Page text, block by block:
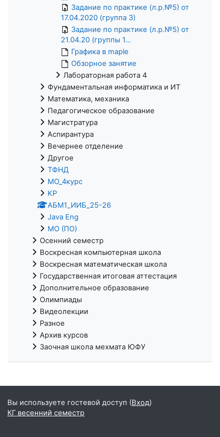
Задание по практике (л.р.№5) от
17.04.2020 (группа 3)
Задание по практике (л.р.№5) от
21.04.20 (группы 1...
Графика в maple
Обзорное занятие
Лабораторная работа 4
Фундаментальная информатика и ИТ
Математика, механика
Педагогическое образование
Магистратура
Аспирантура
Вечернее отделение
Другое
ТФНД
МО_4курс
KP
АБМ1_ИИБ_25-26
Java Eng
МО (ПО)
Осенний семестр
Воскресная компьютерная школа
Воскресная математическая школа
Государственная итоговая аттестация
Дополнительное образование
Олимпиады
Видеолекции
Разное
Архив курсов
Заочная школа мехмата ЮФУ
Вы используете гостевой доступ (Вход)
КГ весенний семестр